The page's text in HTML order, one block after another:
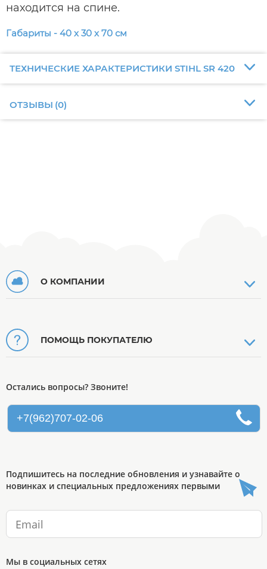
находится на спине.
Габариты - 40 х 30 х 70 см
ТЕХНИЧЕСКИЕ ХАРАКТЕРИСТИКИ STIHL SR 420
ОТЗЫВЫ (0)
О КОМПАНИИ
ПОМОЩЬ ПОКУПАТЕЛЮ
Остались вопросы? Звоните!
+7(962)707-02-06
Подпишитесь на последние обновления и узнавайте о
новинках и специальных предложениях первыми
Мы в социальных сетях